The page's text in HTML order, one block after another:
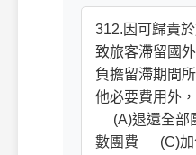
312.因可歸責
致旅客滯留國
負擔留滯期間
他必要費用外
(A)退還全
數團費 (C)加